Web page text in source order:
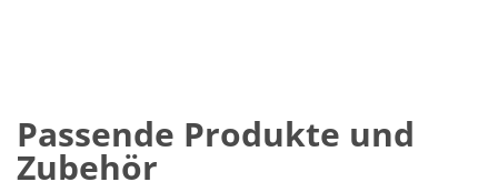
Passende Produkte und
Zubehör